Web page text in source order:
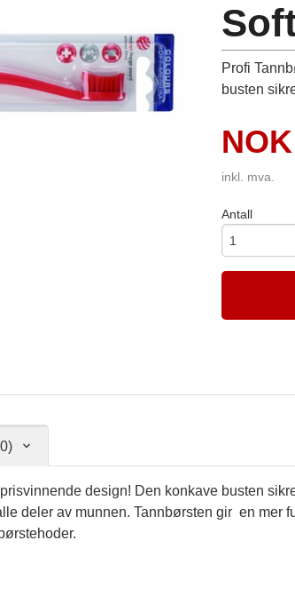
Profi
busten
Pris
NOK
inkl. mva.
Antall
design! Den konkave busten
deler av munnen. Tannbørsten gir en mer